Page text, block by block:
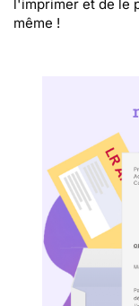
l'imprimer et de le
même !